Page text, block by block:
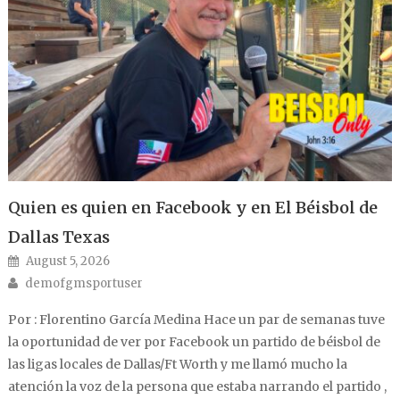
Quien es quien en Facebook y en El Béisbol de
Dallas Texas
Posted on
August 5, 2026
Author
demofgmsportuser
Por : Florentino García Medina Hace un par de semanas tuve
la oportunidad de ver por Facebook un partido de béisbol de
las ligas locales de Dallas/Ft Worth y me llamó mucho la
atención la voz de la persona que estaba narrando el partido ,